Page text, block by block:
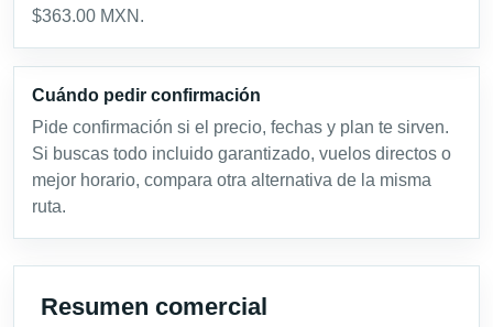
$363.00 MXN.
Cuándo pedir confirmación
Pide confirmación si el precio, fechas y plan te sirven.
Si buscas todo incluido garantizado, vuelos directos o
mejor horario, compara otra alternativa de la misma
ruta.
Resumen comercial